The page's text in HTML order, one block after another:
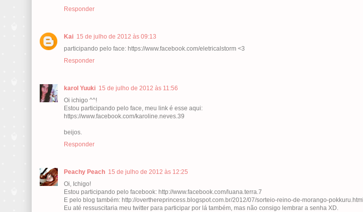
Responder
Kai 15 de julho de 2012 às 09:13
participando pelo face: https://www.facebook.com/eletricalstorm <3
Responder
karol Yuuki 15 de julho de 2012 às 11:56
Oi ichigo ^^!
Estou participando pelo face, meu link é esse aqui:
https://www.facebook.com/karoline.neves.39
beijos.
Responder
Peachy Peach 15 de julho de 2012 às 12:25
Oi, Ichigo!
Estou participando pelo facebook: http://www.facebook.com/luana.terra.7
E pelo blog também: http://overthereprincess.blogspot.com.br/2012/07/sorteio-reino-de-morango-pokkuru.html
Eu até ressuscitaria meu twitter para participar por lá também, mas não consigo lembrar a senha XD.